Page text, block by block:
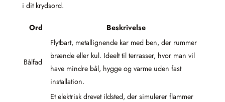
i dit krydsord.
Ord Beskrivelse
Bålfad
Flytbart, metallignende kar med ben, der rummer
brænde eller kul. Ideelt til terrasser, hvor man vil
have mindre bål, hygge og varme uden fast
installation.
Et elektrisk drevet ildsted, der simulerer flammer